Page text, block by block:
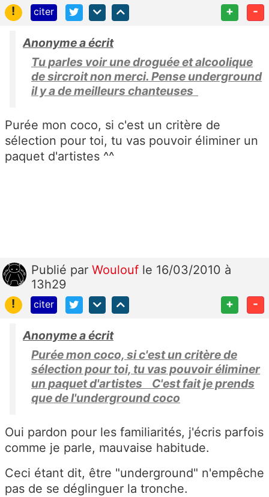
!
citer + -
Anonyme a écrit
Tu parles voir une droguée et alcoolique
de sircroit non merci. Pense underground
il y a de meilleurs chanteuses
Purée mon coco, si c'est un critère de
sélection pour toi, tu vas pouvoir éliminer un
paquet d'artistes ^^
Publié par Woulouf le 16/03/2010 à
13h29
!
citer + -
Anonyme a écrit
Purée mon coco, si c'est un critère de
sélection pour toi, tu vas pouvoir éliminer
un paquet d'artistes C'est fait je prends
que de l'underground coco
Oui pardon pour les familiarités, j'écris parfois
comme je parle, mauvaise habitude.
Ceci étant dit, être "underground" n'empêche
pas de se déglinguer la tronche.